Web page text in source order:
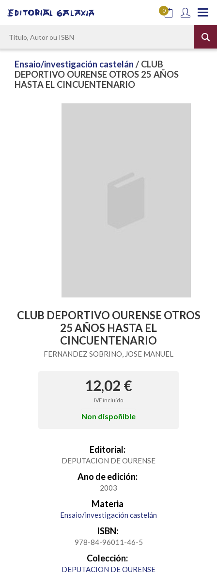
0
Ensaio/investigación castelán / CLUB
DEPORTIVO OURENSE OTROS 25 AÑOS
HASTA EL CINCUENTENARIO
CLUB DEPORTIVO OURENSE OTROS
25 AÑOS HASTA EL
CINCUENTENARIO
FERNANDEZ SOBRINO, JOSE MANUEL
12,02 €
IVE incluído
Non dispoñible
Editorial:
DEPUTACION DE OURENSE
Ano de edición:
2003
Materia
Ensaio/investigación castelán
ISBN:
978-84-96011-46-5
Colección:
DEPUTACION DE OURENSE